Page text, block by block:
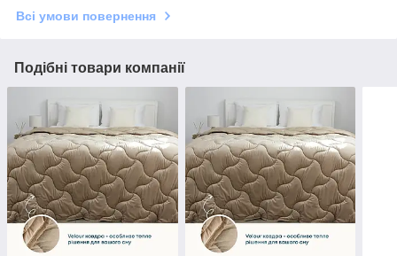
Всі умови повернення
Подібні товари компанії